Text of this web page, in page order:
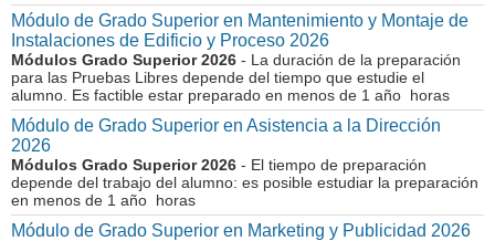
Módulo de Grado Superior en Mantenimiento y Montaje de
Instalaciones de Edificio y Proceso 2026
Módulos Grado Superior 2026 - La duración de la preparación
para las Pruebas Libres depende del tiempo que estudie el
alumno. Es factible estar preparado en menos de 1 año horas
Módulo de Grado Superior en Asistencia a la Dirección
2026
Módulos Grado Superior 2026 - El tiempo de preparación
depende del trabajo del alumno: es posible estudiar la preparación
en menos de 1 año horas
Módulo de Grado Superior en Marketing y Publicidad 2026